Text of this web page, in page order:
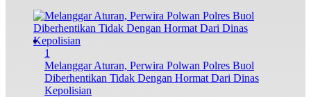
1
Melanggar Aturan, Perwira Polwan Polres Buol
Diberhentikan Tidak Dengan Hormat Dari Dinas
Kepolisian